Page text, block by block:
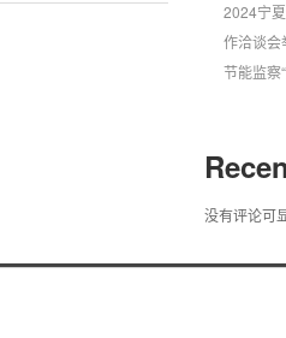
2024宁
作洽谈会
节能监察
没有评论可